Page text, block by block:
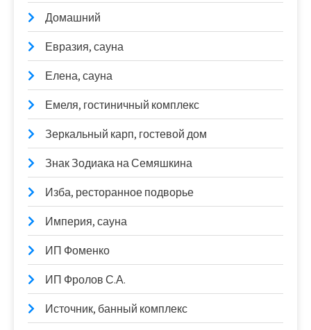
Домашний
Евразия, сауна
Елена, сауна
Емеля, гостиничный комплекс
Зеркальный карп, гостевой дом
Знак Зодиака на Семяшкина
Изба, ресторанное подворье
Империя, сауна
ИП Фоменко
ИП Фролов С.А.
Источник, банный комплекс